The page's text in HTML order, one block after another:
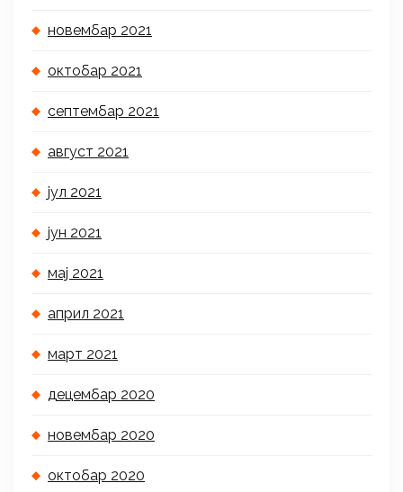
новембар 2021
октобар 2021
септембар 2021
август 2021
јул 2021
јун 2021
мај 2021
април 2021
март 2021
децембар 2020
новембар 2020
октобар 2020